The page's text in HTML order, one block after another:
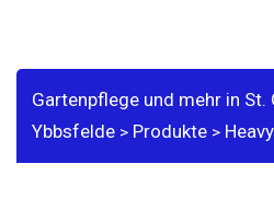
Gartenpflege und mehr in St.
Ybbsfelde > Produkte >